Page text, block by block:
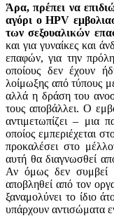
Άρα, πρέπει να
αγόρι ο HPV
των σεξουαλικών
και για γυναίκες και
επαφών, για την
οποίους δεν έχουν
λοίμωξης από τύπους
αλλά η δράση του
τους αποβάλλει. Ο
αντιμετωπίζει –
οποίος εμπεριέχεται
προκαλέσει στο
αυτή θα διαγνωσθεί
Αν όμως δεν συμβεί
αποβληθεί από τον
ξαναμολύνει το ίδιο
υπάρχουν αντισώματα